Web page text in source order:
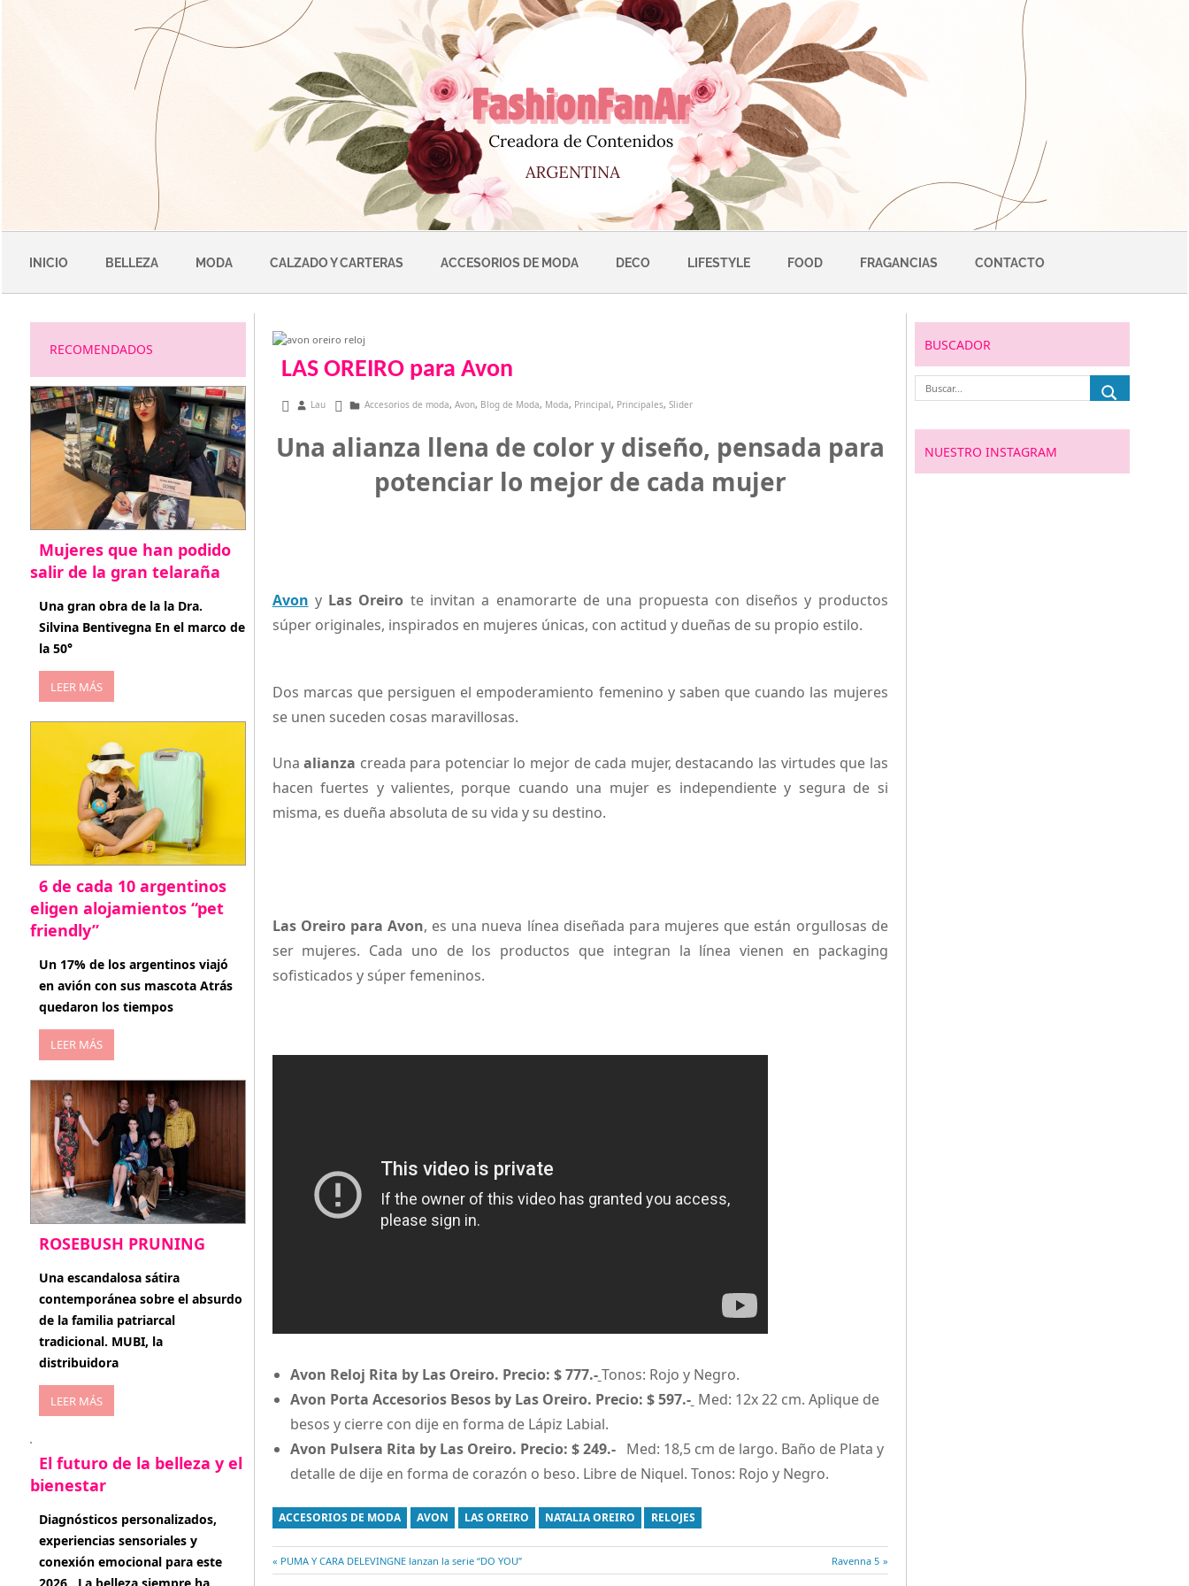
INICIO BELLEZA MODA CALZADO Y CARTERAS ACCESORIOS DE MODA DECO LIFESTYLE FOOD FRAGANCIAS CONTACTO
LAS OREIRO para Avon
julio 26, 2017
Lau Accesorios de moda, Avon, Blog de Moda, Moda, Principal, Principales, Slider
Una alianza llena de color y diseño, pensada para
potenciar lo mejor de cada mujer
Avon y Las Oreiro te invitan a enamorarte de una propuesta con diseños y productos
súper originales, inspirados en mujeres únicas, con actitud y dueñas de su propio estilo.
Dos marcas que persiguen el empoderamiento femenino y saben que cuando las mujeres
se unen suceden cosas maravillosas.
Unaalianza creada para potenciar lo mejor de cada mujer, destacando las virtudes que las
hacen fuertes y valientes, porque cuando una mujer es independiente y segura de si
misma, es dueña absoluta de su vida y su destino.
Las Oreiro para Avon, es una nueva línea diseñada para mujeres que están orgullosas de
ser mujeres. Cada uno de los productos que integran la línea vienen en packaging
sofisticados y súper femeninos.
Avon Reloj Rita by Las Oreiro. Precio: $ 777.- Tonos: Rojo y Negro.
Avon Porta Accesorios Besos by Las Oreiro. Precio: $ 597.- Med: 12x 22 cm. Aplique de
besos y cierre con dije en forma de Lápiz Labial.
Avon Pulsera Rita by Las Oreiro. Precio: $ 249.- Med: 18,5 cm de largo. Baño de Plata y
detalle de dije en forma de corazón o beso. Libre de Niquel. Tonos: Rojo y Negro.
ACCESORIOS DE MODA AVON LAS OREIRO NATALIA OREIRO RELOJES
Entrada
anterior:
PUMA Y CARA DELEVINGNE lanzan la serie “DO YOU”
Entrada
siguiente:
Ravenna 5
RECOMENDADOS
Mujeres que han podido
salir de la gran telaraña
abril 29, 2026
Una gran obra de la la Dra.
Silvina Bentivegna En el marco de
la 50°
LEER MÁS
6 de cada 10 argentinos
eligen alojamientos “pet
friendly”
abril 27, 2026
Un 17% de los argentinos viajó
en avión con sus mascota Atrás
quedaron los tiempos
LEER MÁS
ROSEBUSH PRUNING
enero 20, 2026
Una escandalosa sátira
contemporánea sobre el absurdo
de la familia patriarcal
tradicional. MUBI, la
distribuidora
LEER MÁS
El futuro de la belleza y el
bienestar
enero 15, 2026
Diagnósticos personalizados,
experiencias sensoriales y
conexión emocional para este
BUSCADOR
NUESTRO INSTAGRAM